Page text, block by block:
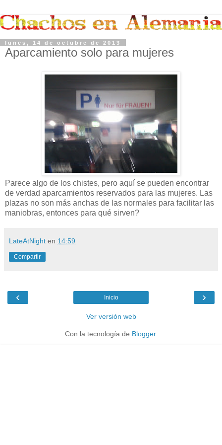
lunes, 14 de octubre de 2013
Aparcamiento solo para mujeres
Parece algo de los chistes, pero aquí se pueden encontrar
de verdad aparcamientos reservados para las mujeres. Las
plazas no son más anchas de las normales para facilitar las
maniobras, entonces para qué sirven?
LateAtNight en 14:59
Compartir
‹ ›
Inicio
Ver versión web
Con la tecnología de Blogger.